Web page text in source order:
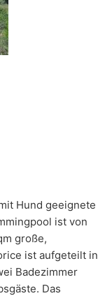
Hund geeignete
ist von
große,
ist aufgeteilt in
Badezimmer
Das